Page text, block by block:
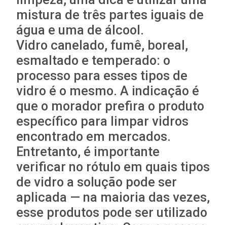
mistura de três partes iguais de
água e uma de álcool.
Vidro canelado, fumê, boreal,
esmaltado e temperado: o
processo para esses tipos de
vidro é o mesmo. A indicação é
que o morador prefira o produto
específico para limpar vidros
encontrado em mercados.
Entretanto, é importante
verificar no rótulo em quais tipos
de vidro a solução pode ser
aplicada — na maioria das vezes,
esse produtos pode ser utilizado